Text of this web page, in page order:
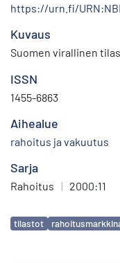
https://urn.fi/
Kuvaus
Suomen virallinen
ISSN
1455-6863
Aihealue
rahoitus ja vakuutus
Sarja
Rahoitus | 2000:11
Avainsanat
tilastot